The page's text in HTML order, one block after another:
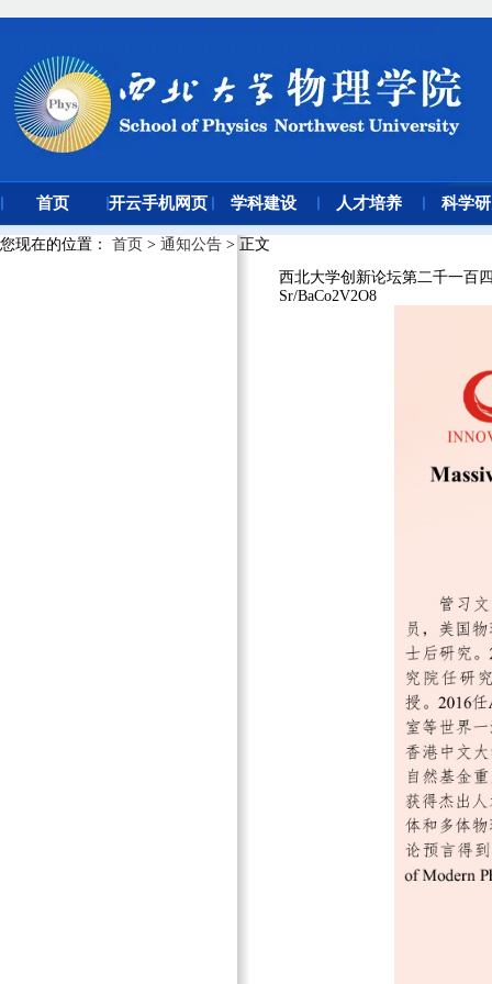
西北大学创新论坛第二千一百四
Sr/BaCo2V2O8
您现在的位置 ： 首页 > 通知公告 > 正文
首页 开云手机网页
版登录入口
学科建设 人才培养 科学